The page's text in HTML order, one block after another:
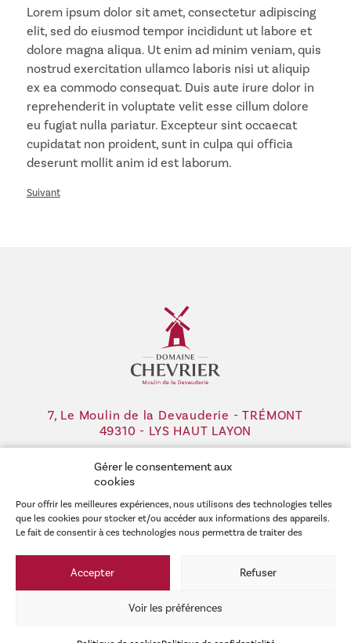
Gérer le consentement aux
cookies
Pour offrir les meilleures expériences, nous utilisons des technologies telles
que les cookies pour stocker et/ou accéder aux informations des appareils.
Le fait de consentir à ces technologies nous permettra de traiter des
un effet négatif sur certaines caractéristiques et fonctions.
Accepter Refuser
Voir les préférences
Lorem ipsum dolor sit amet, consectetur adipiscing
elit, sed do eiusmod tempor incididunt ut labore et
dolore magna aliqua. Ut enim ad minim veniam, quis
nostrud exercitation ullamco laboris nisi ut aliquip
ex ea commodo consequat. Duis aute irure dolor in
reprehenderit in voluptate velit esse cillum dolore
eu fugiat nulla pariatur. Excepteur sint occaecat
cupidatat non proident, sunt in culpa qui officia
deserunt mollit anim id est laborum.
Suivant
7, Le Moulin de la Devauderie - TRÉMONT
49310 - LYS HAUT LAYON
02 41 50 44 16
CONTACT NOUS TROUVER
Politique de confidentialité
Réalisation Planète Communication